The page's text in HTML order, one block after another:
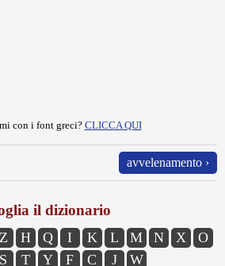
con i font greci? CLICCA QUI
avvelenamento ›
il dizionario
Z H Q I K L M N X
O
S T Y F C J W